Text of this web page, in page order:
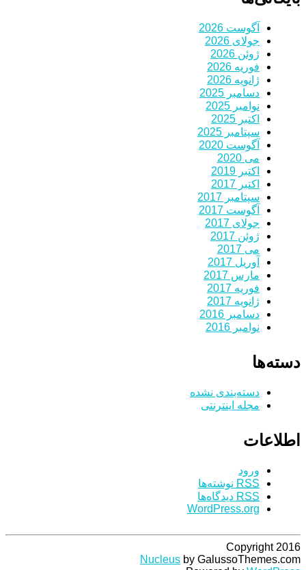
آگوست 2026
جولای 2026
ژوئن 2026
فوریه 2026
ژانویه 2026
دسامبر 2025
نوامبر 2025
اکتبر 2025
سپتامبر 2025
آگوست 2020
می 2020
اکتبر 2019
اکتبر 2017
سپتامبر 2017
آگوست 2017
جولای 2017
ژوئن 2017
می 2017
آوریل 2017
مارس 2017
فوریه 2017
ژانویه 2017
دسامبر 2016
نوامبر 2016
دسته‌ها
دسته‌بندی نشده
مجله اینترنتی
اطلاعات
ورود
RSS نوشته‌ها
RSS دیدگاه‌ها
WordPress.org
Copyright 2016
Nucleus by GalussoThemes.com